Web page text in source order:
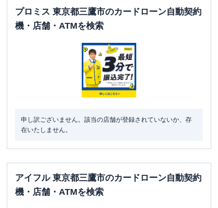
ATM 〇
〇
東京都三鷹市下連雀３－２６－１２
三菱ＵＦＪ銀行 三鷹中央支店
営業時間
土曜：-
日祝：24時間
ATM 〇
駐車場 〇
プロミス 東京都三鷹市のカードローン自動契約
機・店舗・ATMを検索
申し訳ございません。該当の店舗が登録されていないか、存
在いたしません。
アイフル 東京都三鷹市のカードローン自動契約
機・店舗・ATMを検索